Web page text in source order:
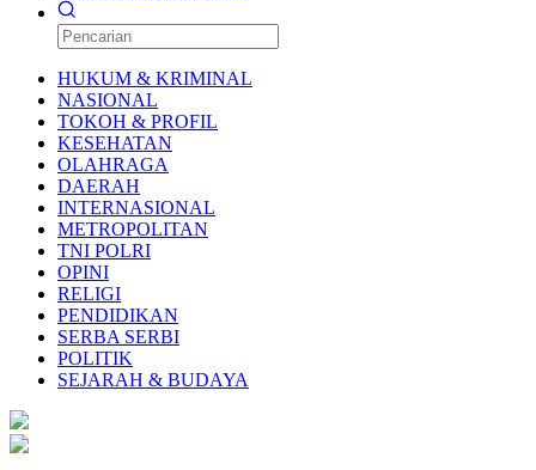
HUKUM & KRIMINAL
NASIONAL
TOKOH & PROFIL
KESEHATAN
OLAHRAGA
DAERAH
INTERNASIONAL
METROPOLITAN
TNI POLRI
OPINI
RELIGI
PENDIDIKAN
SERBA SERBI
POLITIK
SEJARAH & BUDAYA